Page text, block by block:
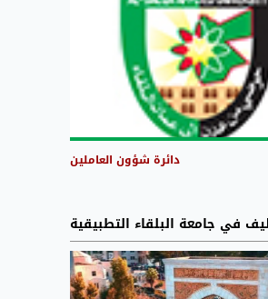
دائرة شؤون العاملين
في جامعة البلقاء التطبيقية